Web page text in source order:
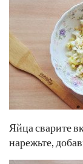
Яйца сварите
нарежьте,